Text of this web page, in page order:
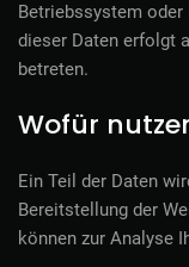
Betriebssystem
dieser Daten erfolgt
betreten.
Wofür
Ein Teil der Daten
Bereitstellung der
können zur Analyse